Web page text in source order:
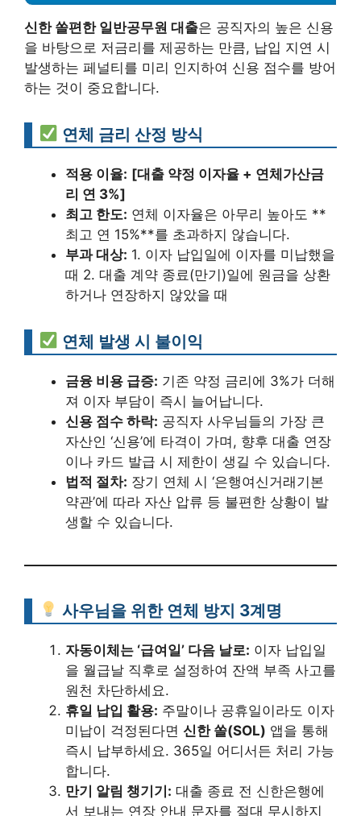
신한 쏠편한 일반공무원 대출은 공직자의 높은 신용
을 바탕으로 저금리를 제공하는 만큼, 납입 지연 시
발생하는 페널티를 미리 인지하여 신용 점수를 방어
하는 것이 중요합니다.
연체 금리 산정 방식
적용 이율: [대출 약정 이자율 + 연체가산금
리 연 3%]
최고 한도: 연체 이자율은 아무리 높아도 **
최고 연 15%**를 초과하지 않습니다.
부과 대상: 1. 이자 납입일에 이자를 미납했을
때 2. 대출 계약 종료(만기)일에 원금을 상환
하거나 연장하지 않았을 때
연체 발생 시 불이익
금융 비용 급증: 기존 약정 금리에 3%가 더해
져 이자 부담이 즉시 늘어납니다.
신용 점수 하락: 공직자 사우님들의 가장 큰
자산인 ‘신용’에 타격이 가며, 향후 대출 연장
이나 카드 발급 시 제한이 생길 수 있습니다.
법적 절차: 장기 연체 시 ‘은행여신거래기본
약관’에 따라 자산 압류 등 불편한 상황이 발
생할 수 있습니다.
사우님을 위한 연체 방지 3계명
자동이체는 ‘급여일’ 다음 날로: 이자 납입일
을 월급날 직후로 설정하여 잔액 부족 사고를
원천 차단하세요.
휴일 납입 활용: 주말이나 공휴일이라도 이자
미납이 걱정된다면 신한 쏠(SOL) 앱을 통해
즉시 납부하세요. 365일 어디서든 처리 가능
합니다.
만기 알림 챙기기: 대출 종료 전 신한은행에
서 보내는 연장 안내 문자를 절대 무시하지